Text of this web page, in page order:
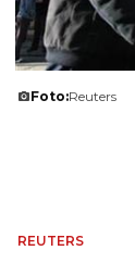
Foto:Reuters
REUTERS